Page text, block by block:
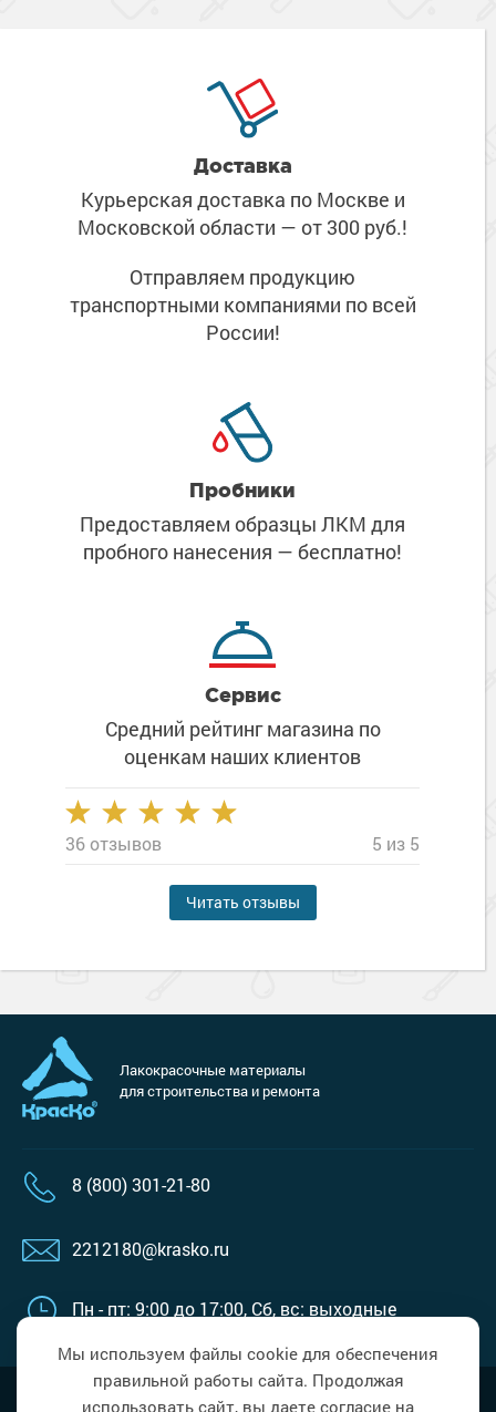
Доставка
Курьерская доставка по Москве и
Московской области — от 300 руб.!
Отправляем продукцию
транспортными компаниями по всей
России!
Пробники
Предоставляем образцы ЛКМ для
пробного нанесения — бесплатно!
Сервис
Средний рейтинг магазина по
оценкам наших клиентов
36 отзывов 5 из 5
Читать отзывы
Лакокрасочные материалы
для строительства и ремонта
8 (800) 301-21-80
2212180@krasko.ru
Пн - пт: 9:00 до 17:00, Сб, вс: выходные
Политика в области обработки
Мы используем файлы cookie для обеспечения
правильной работы сайта. Продолжая
использовать сайт, вы даете согласие на